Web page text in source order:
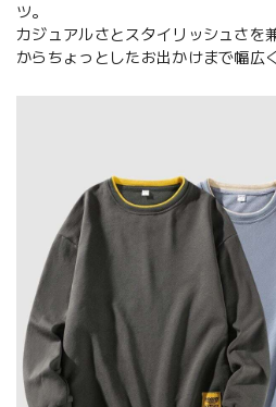
ツ。
カジュアルさとスタイリッシュさを
からちょっとしたお出かけまで幅広